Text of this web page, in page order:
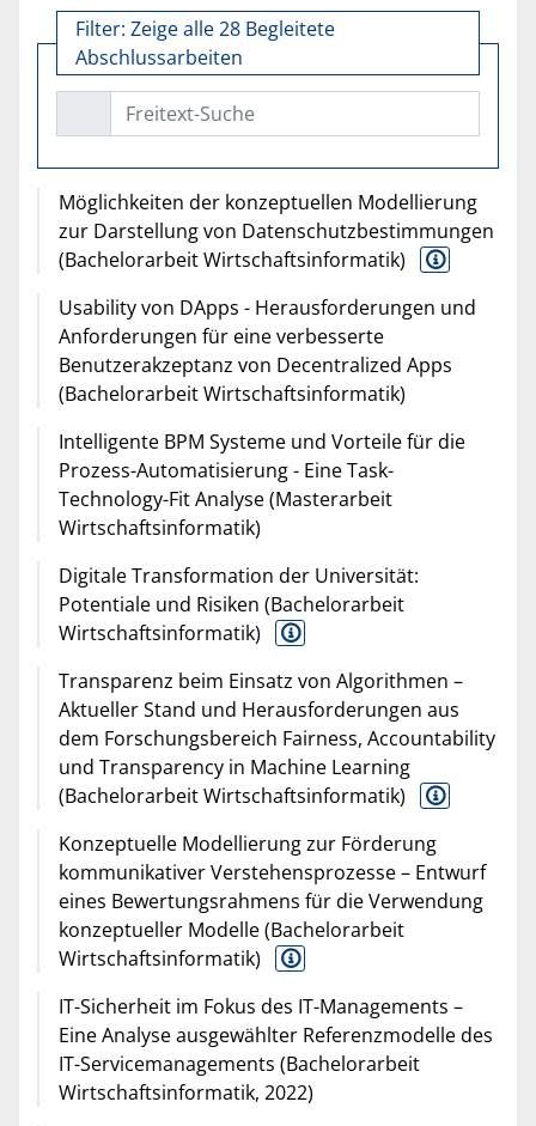
Filter: Zeige alle 28 Begleitete
Abschlussarbeiten
Freitext-Suche
Möglichkeiten der konzeptuellen Modellierung
zur Darstellung von Datenschutzbestimmungen
(Bachelorarbeit Wirtschaftsinformatik)
Usability von DApps - Herausforderungen und
Anforderungen für eine verbesserte
Benutzerakzeptanz von Decentralized Apps
(Bachelorarbeit Wirtschaftsinformatik)
Intelligente BPM Systeme und Vorteile für die
Prozess-Automatisierung - Eine Task-
Technology-Fit Analyse (Masterarbeit
Wirtschaftsinformatik)
Digitale Transformation der Universität:
Potentiale und Risiken (Bachelorarbeit
Wirtschaftsinformatik)
Transparenz beim Einsatz von Algorithmen –
Aktueller Stand und Herausforderungen aus
dem Forschungsbereich Fairness, Accountability
und Transparency in Machine Learning
(Bachelorarbeit Wirtschaftsinformatik)
Konzeptuelle Modellierung zur Förderung
kommunikativer Verstehensprozesse – Entwurf
eines Bewertungsrahmens für die Verwendung
konzeptueller Modelle (Bachelorarbeit
Wirtschaftsinformatik)
IT-Sicherheit im Fokus des IT-Managements –
Eine Analyse ausgewählter Referenzmodelle des
IT-Servicemanagements (Bachelorarbeit
Wirtschaftsinformatik, 2022)